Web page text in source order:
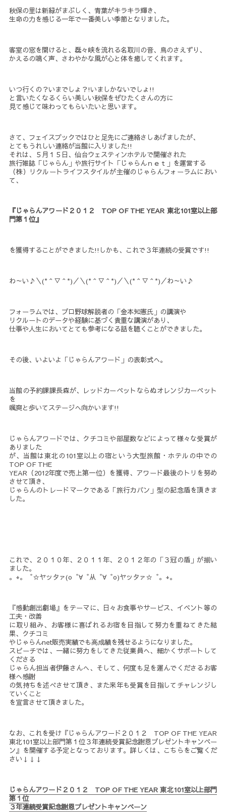
秋保の里は新緑がまぶしく、青葉がキラキラ輝き、
生命の力を感じる一年で一番美しい季節となりました。
客室の窓を開けると、磊々峡を流れる名取川の音、鳥のさえずり、
かえるの鳴く声、さわやかな風が心と体を癒してくれます。
いつ行くの？いまでしょ？!いましかないでしょ!!
と言いたくなるくらい美しい秋保をぜひたくさんの方に
見て感じて味わってもらいたいと思います。
さて、フェイスブックではひと足先にご連絡さしあげましたが、
とてもうれしい連絡が当館に入りました!!
それは、５月１５日、仙台ウェスティンホテルで開催された
旅行雑誌「じゃらん」や旅行サイト「じゃらんｎｅｔ」を運営する
（株）リクルートライフスタイルが主催のじゃらんフォーラムにおい
て、
『じゃらんアワード２０１２ TOP OF THE YEAR 東北101室以上部
門第１位』
を獲得することができました!!しかも、これで３年連続の受賞です!!
わ～い♪＼(*＾▽＾*)／＼(*＾▽＾*)／＼(*＾▽＾*)／わ～い♪
フォーラムでは、プロ野球解説者の「金本知憲氏」の講演や
リクルートのデータや経験に基づく貴重な講演があり、
仕事や人生においてとても参考になる話を聴くことができました。
その後、いよいよ「じゃらんアワード」の表彰式へ。
当館の予約課課長森が、レッドカーペットならぬオレンジカーペット
を
颯爽と歩いてステージへ向かいます!!
じゃらんアワードでは、クチコミや部屋数などによって様々な受賞が
ありました
が、当館は東北の101室以上の宿という大型旅館・ホテルの中での
TOP OF THE
YEAR（2012年度で売上第一位）を獲得、アワード最後のトリを努め
させて頂き、
じゃらんのトレードマークである「旅行カバン」型の記念盾を頂きま
した。
これで、２０１０年、２０１１年、２０１２年の「３冠の盾」が揃い
ました。
。+。゜☆ヤッタァ(o゜∀゜从゜∀゜o)ヤッタァ☆゜。+。
『感動創出劇場』をテーマに、日々お食事やサービス、イベント等の
工夫・改善
に取り組み、お客様に喜ばれるお宿を目指して努力を重ねてきた結
果、クチコミ
やじゃらんnet販売実績でも高成績を残せるようになりました。
スピーチでは、一緒に努力をしてきた従業員へ、細かくサポートして
くださる
じゃらん担当者伊藤さんへ、そして、何度も足を運んでくださるお客
様へ感謝
の気持ちを述べさせて頂き、また来年も受賞を目指してチャレンジし
ていくこと
を宣言させて頂きました。
なお、これを受け『じゃらんアワード２０１２ TOP OF THE YEAR
東北101室以上部門第１位３年連続受賞記念謝恩プレゼントキャンペー
ン』を開催する予定となっております。詳しくは、こちらをご覧くだ
さい↓↓↓
じゃらんアワード２０１２ TOP OF THE YEAR 東北101室以上部門
第１位
３年連続受賞記念謝恩プレゼントキャンペーン